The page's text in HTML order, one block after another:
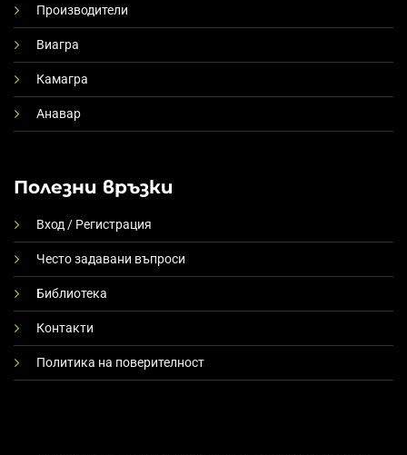
Производители
Виагра
Камагра
Анавар
Полезни връзки
Вход / Регистрация
Често задавани въпроси
Библиотека
Контакти
Политика на поверителност